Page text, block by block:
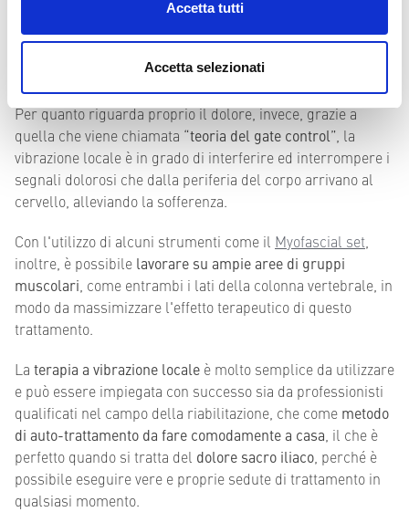
Accetta tutti
Accetta selezionati
combattere le infiammazioni e nel rinforzare i meccanismi
locali di regolazione dei tessuti
Per quanto riguarda proprio il dolore, invece, grazie a
quella che viene chiamata “teoria del gate control”, la
vibrazione locale è in grado di interferire ed interrompere i
segnali dolorosi che dalla periferia del corpo arrivano al
cervello, alleviando la sofferenza.
Con l'utilizzo di alcuni strumenti come il Myofascial set
inoltre, è possibile lavorare su ampie aree di gruppi
muscolari , come entrambi i lati della colonna vertebrale, in
modo da massimizzare l'effetto terapeutico di questo
trattamento.
La terapia a vibrazione locale è molto semplice da utilizzare
e può essere impiegata con successo sia da professionisti
qualificati nel campo della riabilitazione, che come metodo
di auto-trattamento da fare comodamente a casa , il che è
perfetto quando si tratta del dolore sacro iliaco , perché è
possibile eseguire vere e proprie sedute di trattamento in
qualsiasi momento.